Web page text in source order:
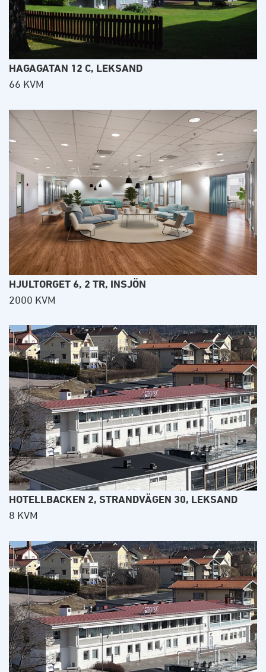
HAGAGATAN 12 C, LEKSAND
66 KVM
HJULTORGET 6, 2 TR, INSJÖN
2000 KVM
HOTELLBACKEN 2, STRANDVÄGEN 30, LEKSAND
8 KVM